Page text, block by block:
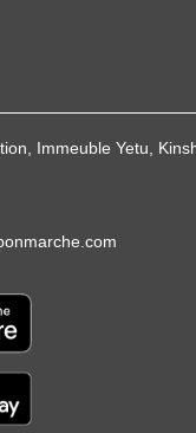
Immeuble Yetu,